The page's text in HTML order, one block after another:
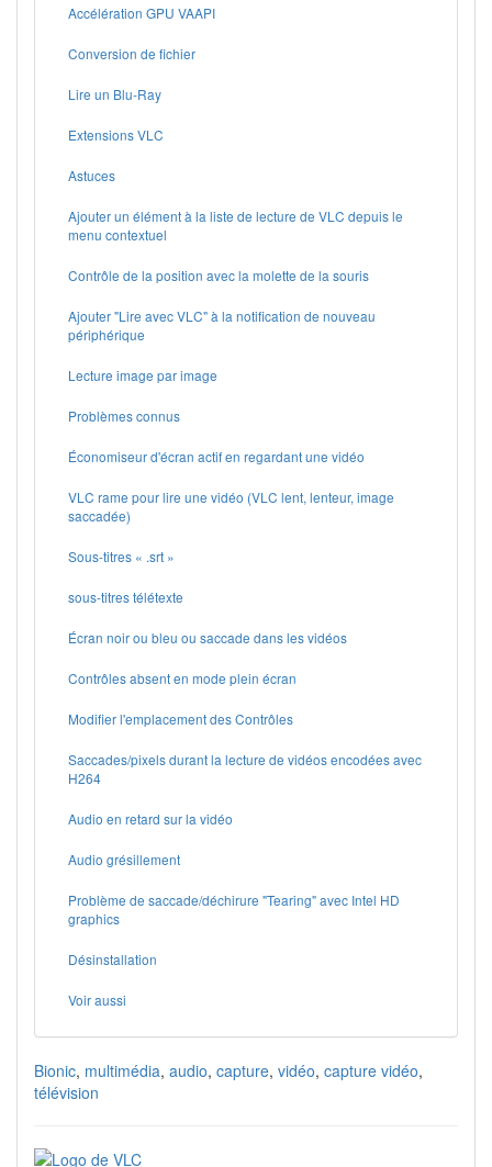
Accélération GPU VAAPI
Conversion de fichier
Lire un Blu-Ray
Extensions VLC
Astuces
Ajouter un élément à la liste de lecture de VLC depuis le
menu contextuel
Contrôle de la position avec la molette de la souris
Ajouter "Lire avec VLC" à la notification de nouveau
périphérique
Lecture image par image
Problèmes connus
Économiseur d'écran actif en regardant une vidéo
VLC rame pour lire une vidéo (VLC lent, lenteur, image
saccadée)
Sous-titres « .srt »
sous-titres télétexte
Écran noir ou bleu ou saccade dans les vidéos
Contrôles absent en mode plein écran
Modifier l'emplacement des Contrôles
Saccades/pixels durant la lecture de vidéos encodées avec
H264
Audio en retard sur la vidéo
Audio grésillement
Problème de saccade/déchirure "Tearing" avec Intel HD
graphics
Désinstallation
Voir aussi
Bionic, multimédia, audio, capture, vidéo, capture vidéo,
télévision